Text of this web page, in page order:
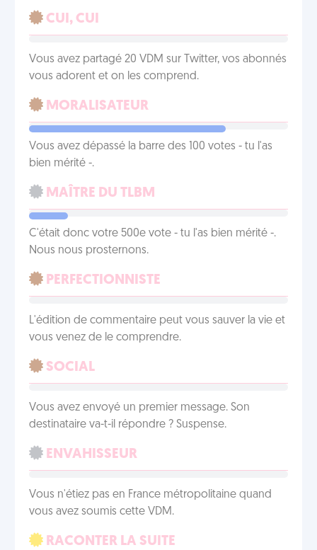
CUI, CUI
Vous avez partagé 20 VDM sur Twitter, vos abonnés
vous adorent et on les comprend.
MORALISATEUR
Vous avez dépassé la barre des 100 votes - tu l'as
bien mérité -.
MAÎTRE DU TLBM
C'était donc votre 500e vote - tu l'as bien mérité -.
Nous nous prosternons.
PERFECTIONNISTE
L'édition de commentaire peut vous sauver la vie et
vous venez de le comprendre.
SOCIAL
Vous avez envoyé un premier message. Son
destinataire va-t-il répondre ? Suspense.
ENVAHISSEUR
Vous n'étiez pas en France métropolitaine quand
vous avez soumis cette VDM.
RACONTER LA SUITE